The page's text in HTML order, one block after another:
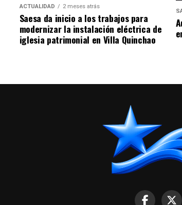
ACTUALIDAD 2 meses atrás
Saesa da inicio a los trabajos para
modernizar la instalación eléctrica de
iglesia patrimonial en Villa Quinchao